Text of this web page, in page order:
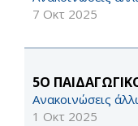
7 Οκτ 2025
5Ο
Ανακοινώσεις
1 Οκτ 2025